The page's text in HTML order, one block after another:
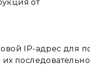
IP-адрес для
их